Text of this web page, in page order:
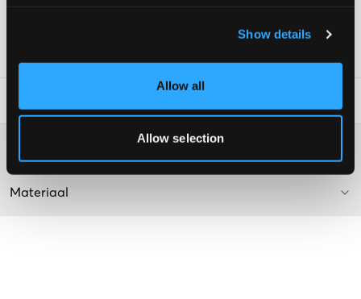
Show details
Allow all
Allow selection
Materiaal